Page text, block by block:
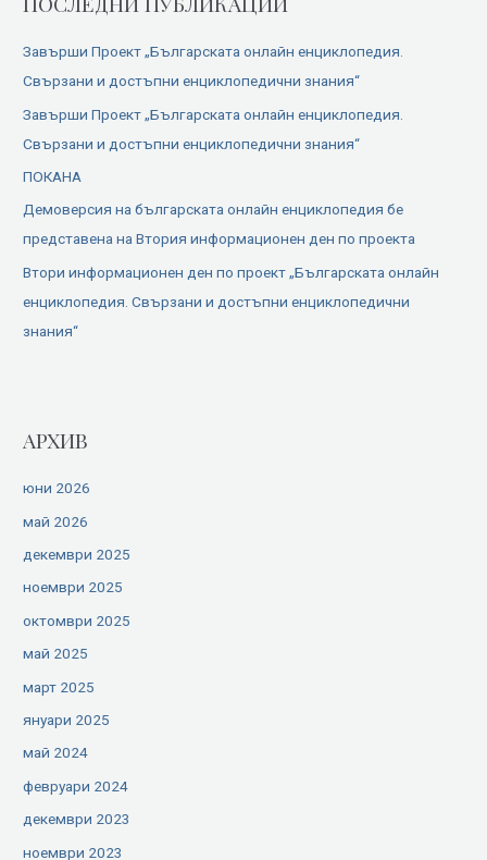
Завърши Проект „Българската онлайн енциклопедия.
Свързани и достъпни енциклопедични знания“
Завърши Проект „Българската онлайн енциклопедия.
Свързани и достъпни енциклопедични знания“
ПОКАНА
Демоверсия на българската онлайн енциклопедия бе
представена на Втория информационен ден по проекта
Втори информационен ден по проект „Българската онлайн
енциклопедия. Свързани и достъпни енциклопедични
знания“
АРХИВ
юни 2026
май 2026
декември 2025
ноември 2025
октомври 2025
май 2025
март 2025
януари 2025
май 2024
февруари 2024
декември 2023
ноември 2023